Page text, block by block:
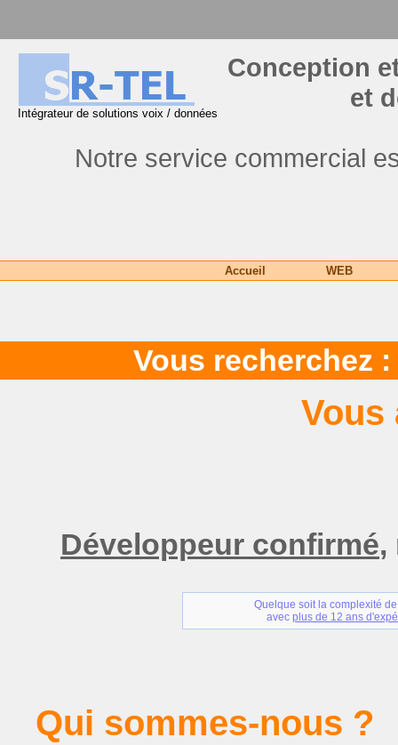
Intégrateur de solutions voix / données
Conception
et
Notre service commercial
Accueil WEB
Vous recherchez
Vous
Développeur confirmé,
Quelque soit la complexité
avec plus de 12 ans
Qui sommes-nous ?